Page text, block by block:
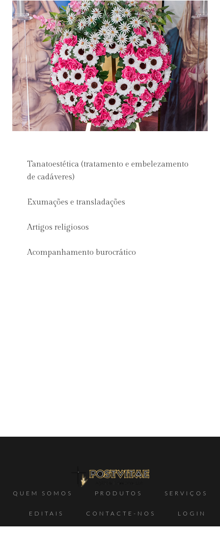
Tanatoestética (tratamento e embelezamento
de cadáveres)
Exumações e transladações
Artigos religiosos
Acompanhamento burocrático
QUEM SOMOS PRODUTOS SERVIÇOS
EDITAIS CONTACTE-NOS LOGIN